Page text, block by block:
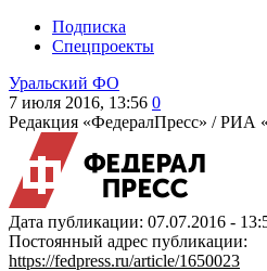
Подписка
Спецпроекты
Уральский ФО
7 июля 2016, 13:56 0
Редакция «ФедералПресс» /РИА
Дата публикации: 07.07.2016 -
Постоянный адрес публикации:
https://fedpress.ru/article/1650023